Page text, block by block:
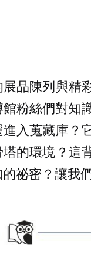
品陳列與精
粉絲們對知
入蒐藏庫？
的環境？這
祕密？讓我